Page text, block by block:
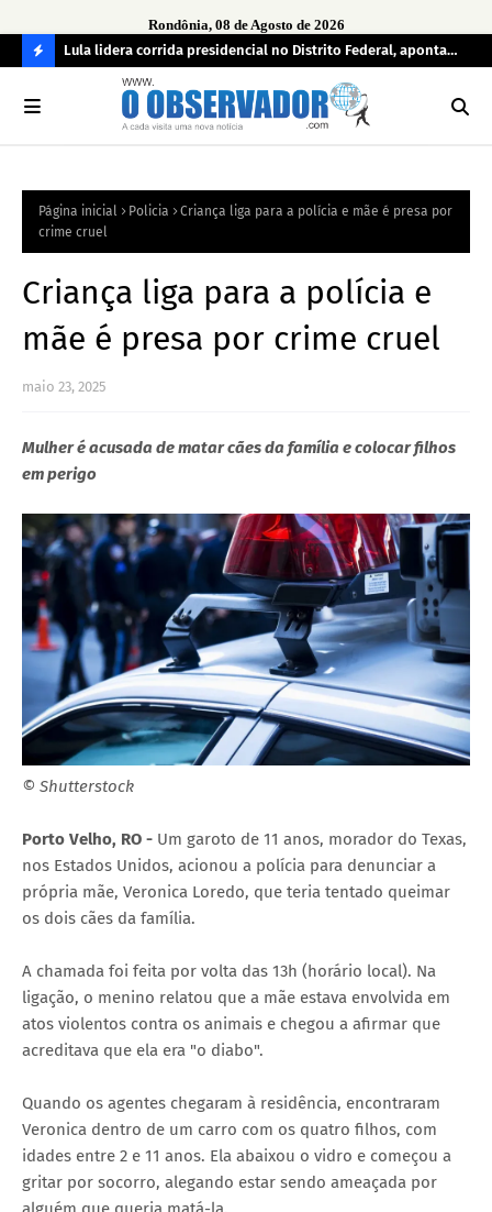
Rondônia, 08 de Agosto de 2026
O
R
Lula lidera corrida presidencial no Distrito Federal, aponta
pesquisa; Flávio Bolsonaro aparece em segundo
Página inicial Policia
Criança liga para a polícia e mãe é presa por
crime cruel
Criança liga para a polícia e
mãe é presa por crime cruel
maio 23, 2025
Mulher é acusada de matar cães da família e colocar filhos
em perigo
© Shutterstock
Porto Velho, RO - Um garoto de 11 anos, morador do Texas,
nos Estados Unidos, acionou a polícia para denunciar a
própria mãe, Veronica Loredo, que teria tentado queimar
os dois cães da família.
A chamada foi feita por volta das 13h (horário local). Na
ligação, o menino relatou que a mãe estava envolvida em
atos violentos contra os animais e chegou a afirmar que
acreditava que ela era "o diabo".
Quando os agentes chegaram à residência, encontraram
Veronica dentro de um carro com os quatro filhos, com
idades entre 2 e 11 anos. Ela abaixou o vidro e começou a
gritar por socorro, alegando estar sendo ameaçada por